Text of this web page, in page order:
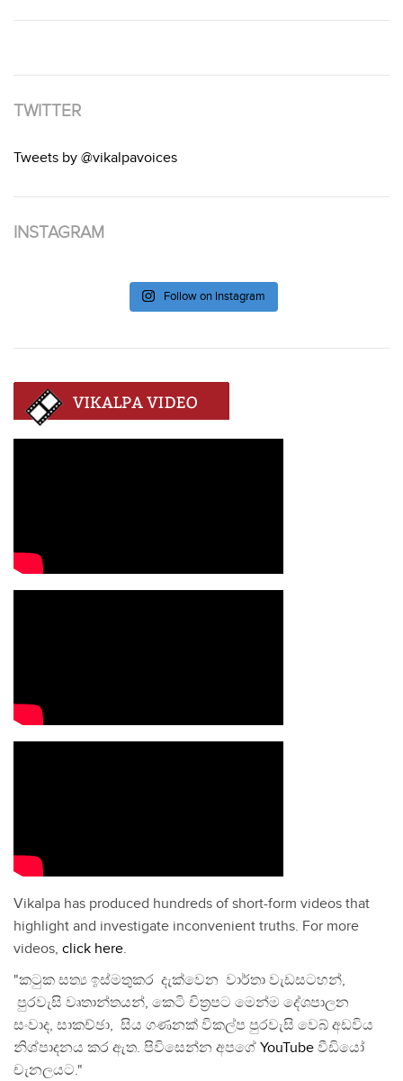
TWITTER
Tweets by @vikalpavoices
INSTAGRAM
Follow on Instagram
Vikalpa has produced hundreds of short-form videos that
highlight and investigate inconvenient truths. For more
videos, click here.
"කටුක සත්‍ය ඉස්මතුකර දැක්වෙන වාර්තා වැඩසටහන්,
පුරවැසි වෘතාන්තයන්, කෙටි චිත්‍රපට මෙන්ම දේශපාලන
සංවාද, සාකච්ඡා, සිය ගණනක් විකල්ප පුරවැසි වෙබ් අඩවිය
නිශ්පාදනය කර ඇත. පිවිසෙන්න අපගේ YouTube වීඩියෝ
චැනලයට."